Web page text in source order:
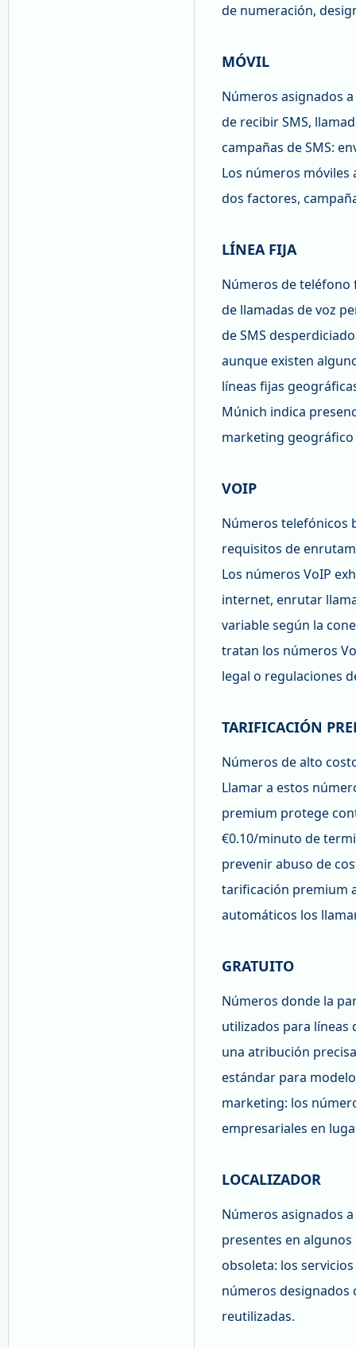
de numeración,
MÓVIL
Números asignados
de recibir SMS,
campañas de SMS:
Los números móviles
dos factores,
LÍNEA FIJA
Números de teléfono
de llamadas de voz
de SMS
aunque existen
líneas fijas
Múnich indica
marketing
VOIP
Números telefónicos
requisitos de
Los números VoIP
internet, enrutar
variable según la
tratan los números
legal o regulaciones
TARIFICACIÓN
Números de alto
Llamar a estos
premium protege
€0.10/minuto de
prevenir abuso de
tarificación premium
automáticos los
GRATUITO
Números donde la
utilizados para líneas
una atribución
estándar para
marketing: los
empresariales en
LOCALIZADOR
Números asignados
presentes en
obsoleta: los
números designados
reutilizadas.